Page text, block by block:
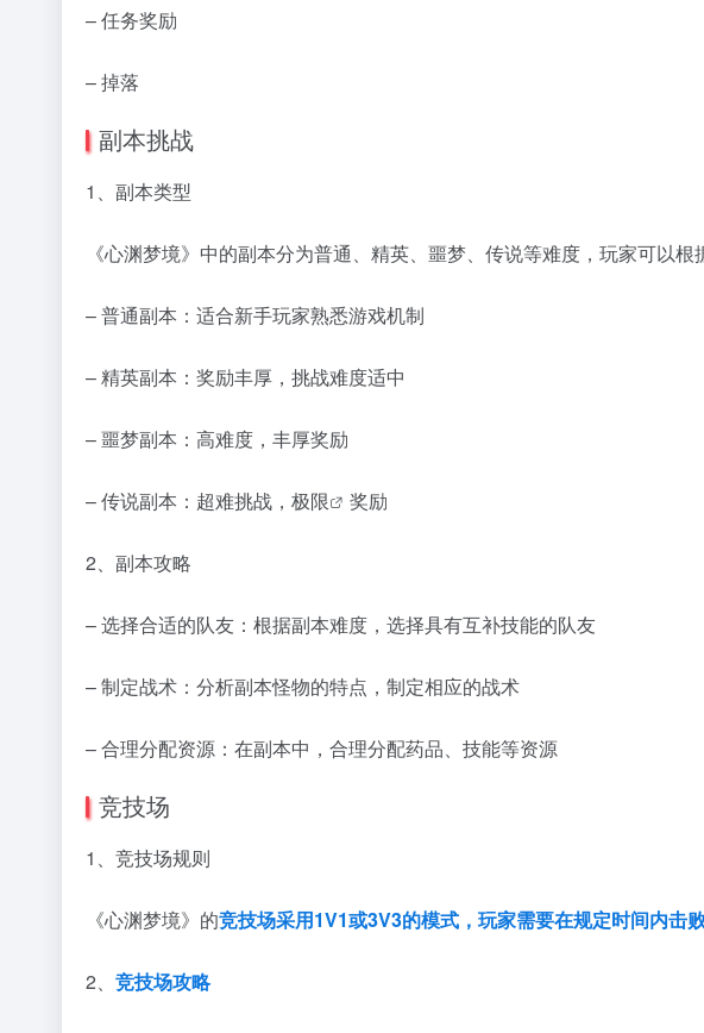
– 任务奖励
– 掉落
副本挑战
1、副本类型
《心渊梦境》中的副本分为普通、精英、噩梦、传说等难度，玩家可以根
– 普通副本：适合新手玩家熟悉游戏机制
– 精英副本：奖励丰厚，挑战难度适中
– 噩梦副本：高难度，丰厚奖励
– 传说副本：超难挑战， 极限 奖励
2、副本攻略
– 选择合适的队友：根据副本难度，选择具有互补技能的队友
– 制定战术：分析副本怪物的特点，制定相应的战术
– 合理分配资源：在副本中，合理分配药品、技能等资源
竞技场
1、竞技场规则
《心渊梦境》的竞技场采用1V1或3V3的模式，玩家需要在规定时间内击败
2、 竞技场攻略